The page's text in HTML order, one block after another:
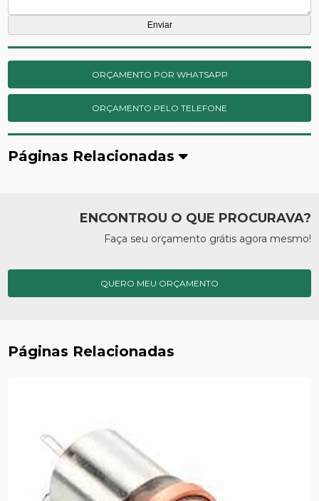
ORÇAMENTO POR WHATSAPP
ORÇAMENTO PELO TELEFONE
Páginas Relacionadas
ENCONTROU O QUE PROCURAVA?
Faça seu orçamento grátis agora mesmo!
QUERO MEU ORÇAMENTO
Páginas Relacionadas